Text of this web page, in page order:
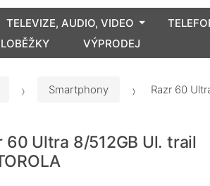
TELEVIZE, AUDIO, VIDEO
VÝPRODEJ
Smartphony Razr 60
60 Ultra 8/512GB Ul. trail